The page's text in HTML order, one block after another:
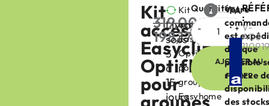
Kit
accessoires
Easyclip
Optiflex
pour
319,00 €
198,17€
Livraison
sous
3
à
15
jours
Kit
accessoires
Easyclip
Optiflex
pour
groupes
Easyhome
Quantité
AJOUTER AU
PANIER
Votre
est
dès que
possible
réserve
des
:
:
V-
A03-